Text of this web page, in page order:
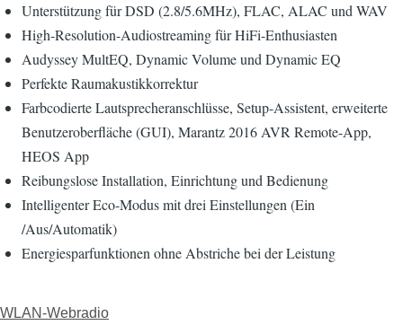
Unterstützung für DSD (2.8/5.6MHz), FLAC, ALAC und WAV
High-Resolution-Audiostreaming für HiFi-Enthusiasten
Audyssey MultEQ, Dynamic Volume und Dynamic EQ
Perfekte Raumakustikkorrektur
Farbcodierte Lautsprecheranschlüsse, Setup-Assistent, erweiterte
Benutzeroberfläche (GUI), Marantz 2016 AVR Remote-App,
HEOS App
Reibungslose Installation, Einrichtung und Bedienung
Intelligenter Eco-Modus mit drei Einstellungen (Ein
/Aus/Automatik)
Energiesparfunktionen ohne Abstriche bei der Leistung
WLAN-Webradio